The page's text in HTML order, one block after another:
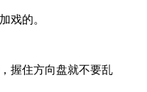
戏的。
握住方向盘就不要乱